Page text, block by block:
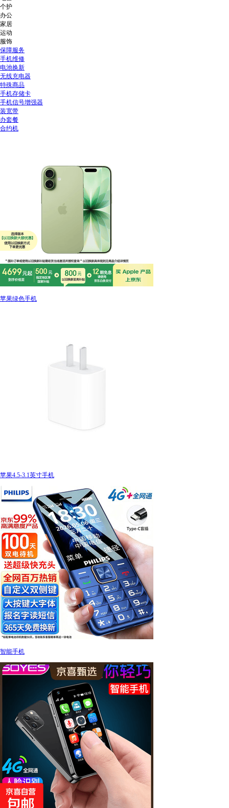
个护
办公
家居
运动
服饰
保障服务
手机维修
电池换新
无线充电器
特殊商品
手机存储卡
手机信号增强器
装宽带
办套餐
合约机
苹果绿色手机
苹果4.5-3.1英寸手机
智能手机